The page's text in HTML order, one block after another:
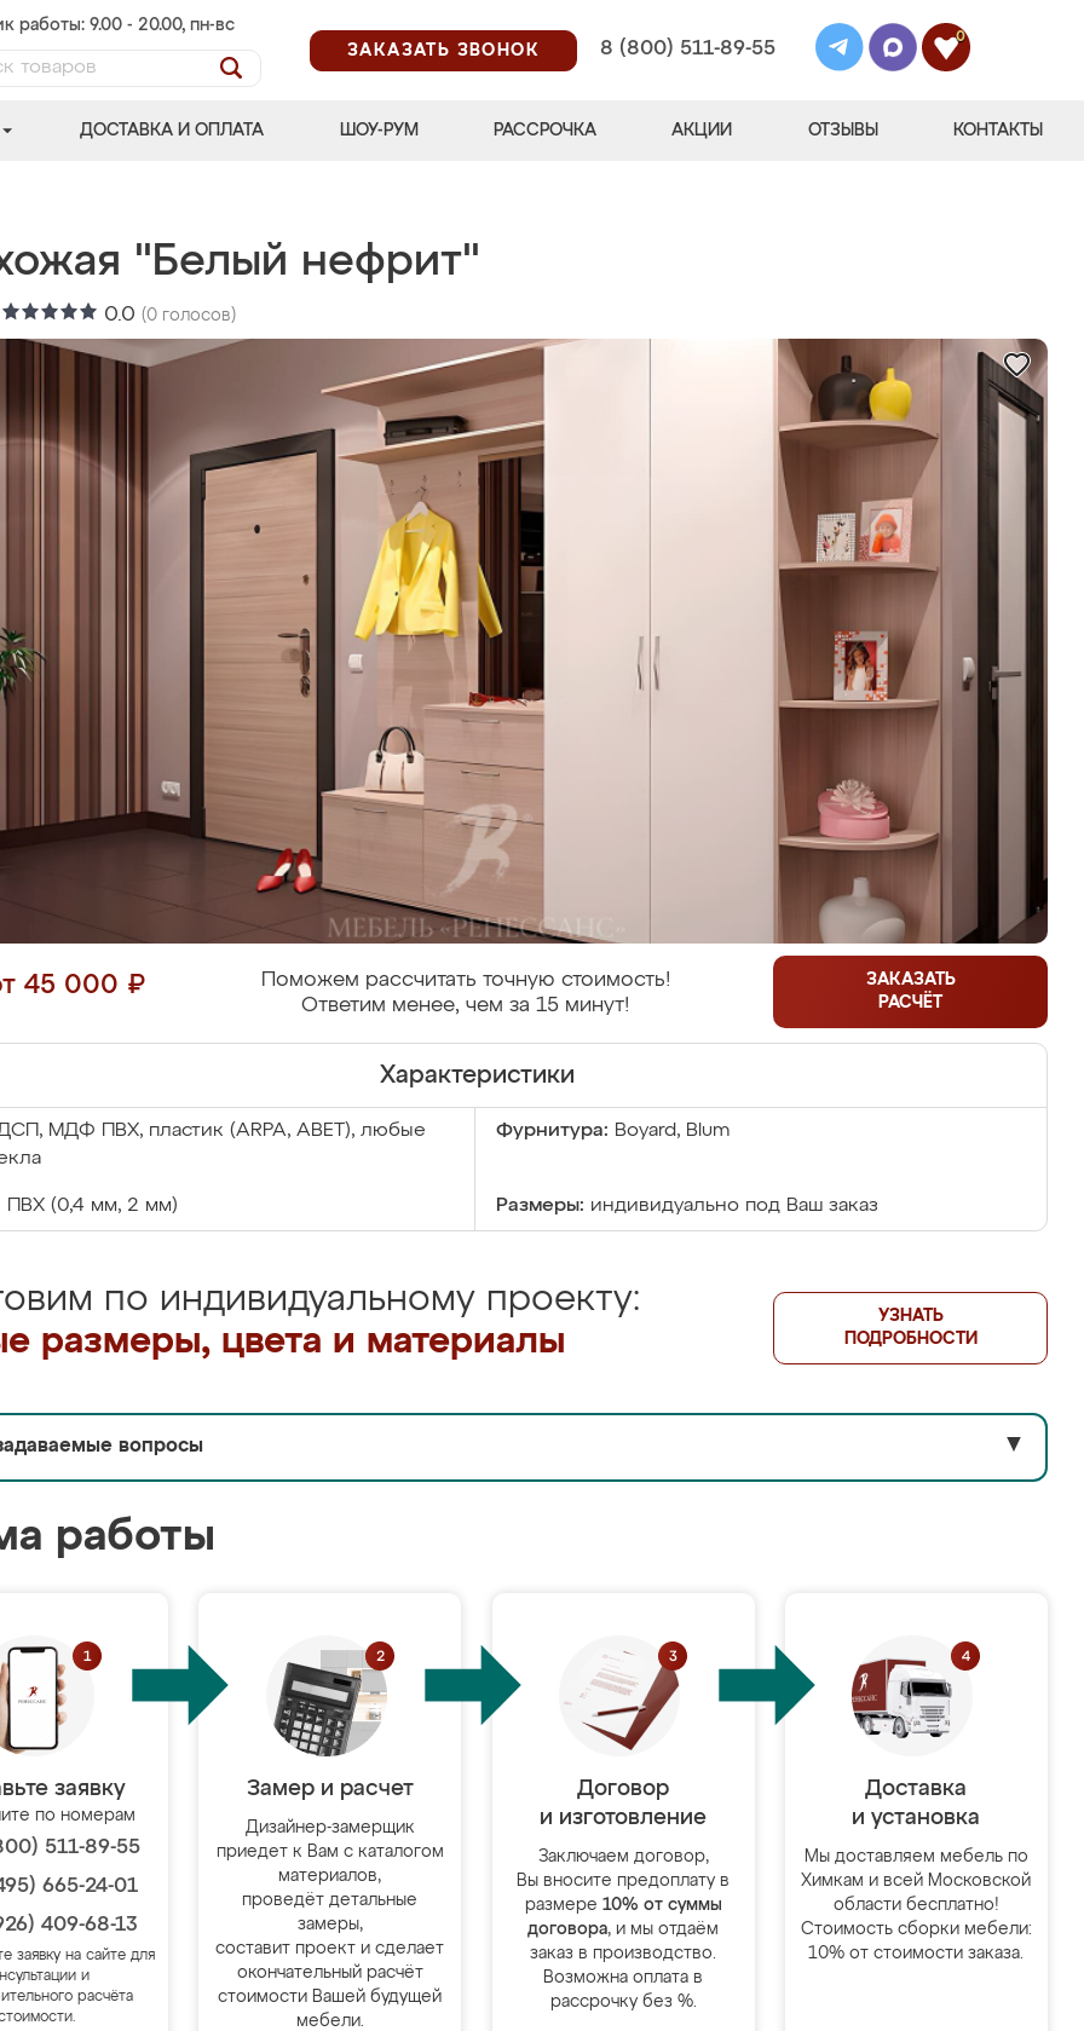
работы: 9.00 - 20.00, пн-вс
ЗАКАЗАТЬ ЗВОНОК
8 (800) 511-89-55
0
ДОСТАВКА И ОПЛАТА ШОУ-РУМ РАССРОЧКА АКЦИИ ОТЗЫВЫ КОНТАКТЫ
"Белый нефрит"
0.0 (0 голосов)
45 000 ₽
Поможем рассчитать точную стоимость!
Ответим менее, чем за 15 минут!
ЗАКАЗАТЬ
РАСЧЁТ
Характеристики
МДФ ПВХ, пластик (ARPA, ABET), любые
Фурнитура: Boyard, Blum
ПВХ (0,4 мм, 2 мм) Размеры: индивидуально под Ваш заказ
по индивидуальному проекту:
размеры, цвета и материалы
УЗНАТЬ
ПОДРОБНОСТИ
вопросы ▼
работы
заявку
по номерам
511-89-55
665-24-01
409-68-13
заявку на сайте для
и
расчёта
Замер и расчет
Дизайнер-замерщик
приедет к Вам с каталогом
материалов,
проведёт детальные
замеры,
составит проект и сделает
окончательный расчёт
стоимости Вашей будущей
мебели.
Договор
и изготовление
Заключаем договор,
Вы вносите предоплату в
размере 10% от суммы
договора, и мы отдаём
заказ в производство.
Возможна оплата в
рассрочку без %.
Доставка
и установка
Мы доставляем мебель по
Химкам и всей Московской
области бесплатно!
Стоимость сборки мебели:
10% от стоимости заказа.